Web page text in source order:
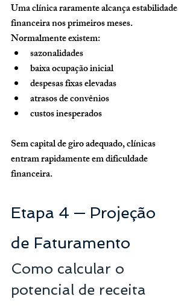
Uma clínica raramente alcança estabilidade
financeira nos primeiros meses.
Normalmente existem:
sazonalidades
baixa ocupação inicial
despesas fixas elevadas
atrasos de convênios
custos inesperados
Sem capital de giro adequado, clínicas
entram rapidamente em dificuldade
financeira.
Etapa 4 — Projeção
de Faturamento
Como calcular o
potencial de receita